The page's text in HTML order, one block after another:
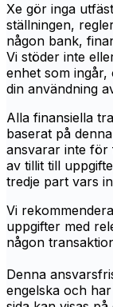
Xe gör inga
ställningen,
någon bank,
Vi stöder inte
enhet som
din användning
Alla finansiella
baserat på
ansvarar inte
av tillit till
tredje part vars
Vi
uppgifter med
någon
Denna
engelska och